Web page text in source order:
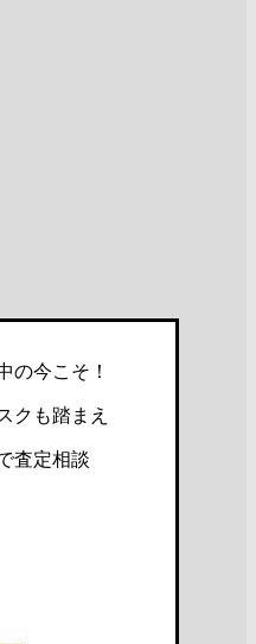
の今こそ！
クも踏まえ
査定相談